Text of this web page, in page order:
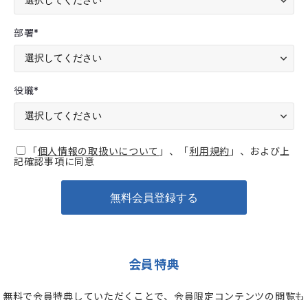
部署*
役職*
「個人情報の取扱いについて 」、「利用規約 」、および上
記確認事項に同意
会員特典
無料で会員特典していただくことで、会員限定コンテンツの閲覧も